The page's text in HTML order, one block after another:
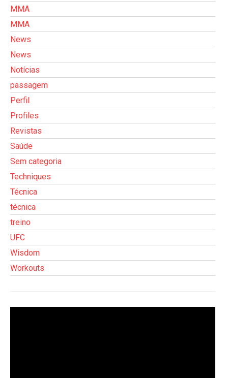
MMA
MMA
News
News
Notícias
passagem
Perfil
Profiles
Revistas
Saúde
Sem categoria
Techniques
Técnica
técnica
treino
UFC
Wisdom
Workouts